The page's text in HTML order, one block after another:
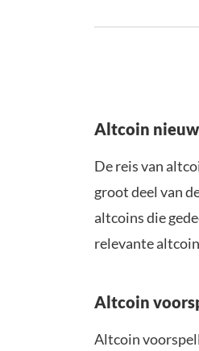
Altcoin
De reis van
groot deel van
altcoins die
relevante
Altcoin
Altcoin